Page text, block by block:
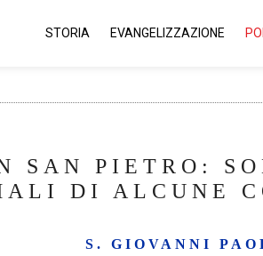
STORIA EVANGELIZZAZIONE
SAN PIETRO:
DI ALCUNE
S. GIOVANNI